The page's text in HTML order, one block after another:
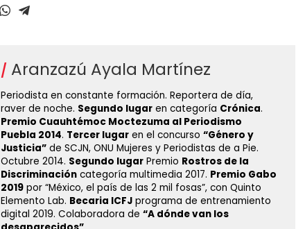
Aranzazú Ayala Martínez
Periodista en constante formación. Reportera de día,
raver de noche. Segundo lugaren categoría Crónica.
Premio Cuauhtémoc Moctezuma al Periodismo
Puebla 2014. Tercer lugaren el concurso “Género y
Justicia”de SCJN, ONU Mujeres y Periodistas de a Pie.
Octubre 2014. Segundo lugarPremio Rostros de la
Discriminacióncategoría multimedia 2017. Premio Gabo
2019por “México, el país de las 2 mil fosas”, con Quinto
Elemento Lab. Becaria ICFJprograma de entrenamiento
digital 2019. Colaboradora de “A dónde van los